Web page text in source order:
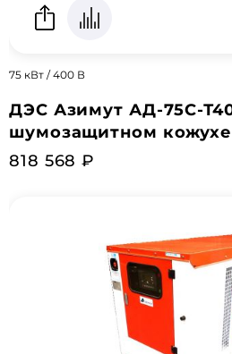
75 кВт / 400 В
ДЭС Азимут АД-75С-
шумозащитном
818 568 ₽